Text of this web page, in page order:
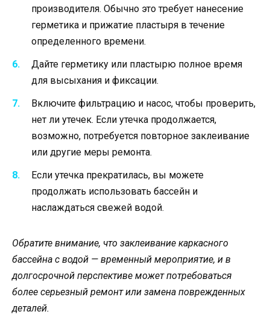
производителя. Обычно это требует нанесение
герметика и прижатие пластыря в течение
определенного времени.
Дайте герметику или пластырю полное время
для высыхания и фиксации.
Включите фильтрацию и насос, чтобы проверить,
нет ли утечек. Если утечка продолжается,
возможно, потребуется повторное заклеивание
или другие меры ремонта.
Если утечка прекратилась, вы можете
продолжать использовать бассейн и
наслаждаться свежей водой.
Обратите внимание, что заклеивание каркасного
бассейна с водой — временный мероприятие, и в
долгосрочной перспективе может потребоваться
более серьезный ремонт или замена поврежденных
деталей.